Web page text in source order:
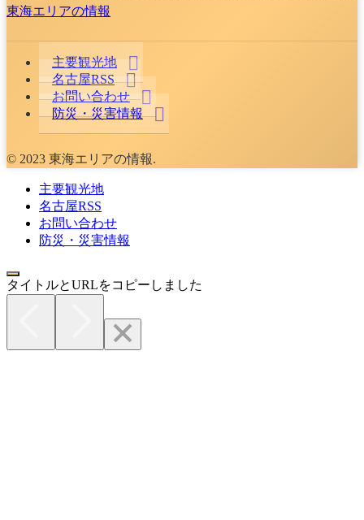
東海エリアの情報
主要観光地
名古屋RSS
お問い合わせ
防災・災害情報
© 2023 東海エリアの情報.
主要観光地
名古屋RSS
お問い合わせ
防災・災害情報
タイトルとURLをコピーしました